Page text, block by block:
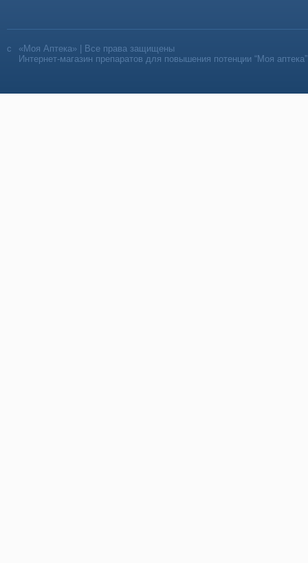
«Моя Аптека» | Все права защищены
Интернет-магазин препаратов для повышения потенции “Моя